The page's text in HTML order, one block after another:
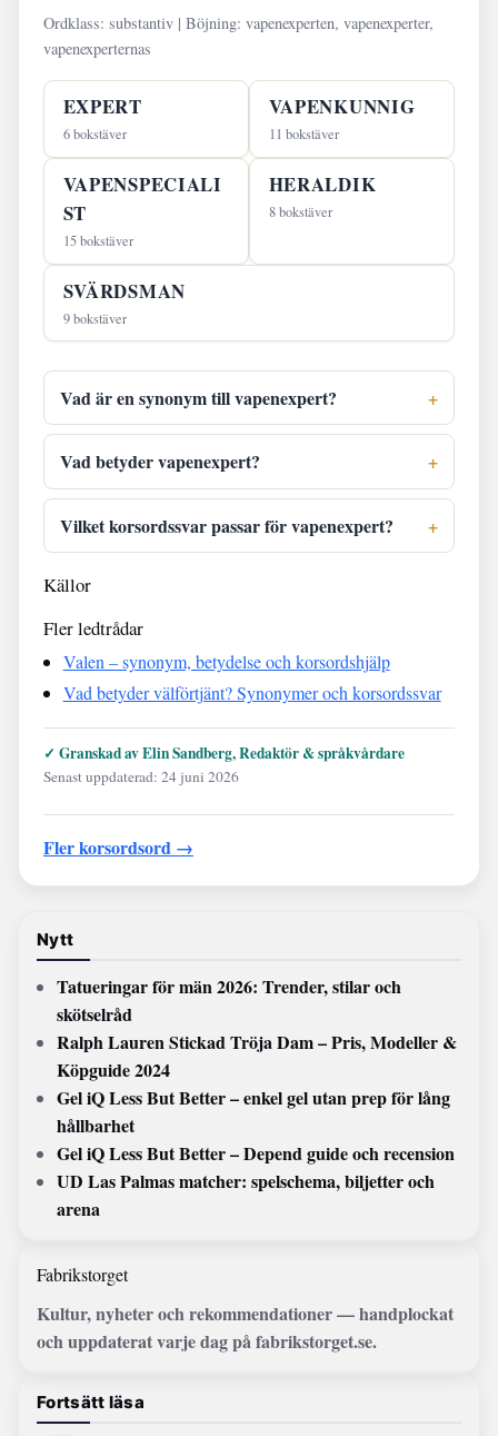
Ordklass: substantiv | Böjning: vapenexperten, vapenexperter,
vapenexperternas
EXPERT
6 bokstäver
VAPENKUNNIG
11 bokstäver
VAPENSPECIALI
ST
15 bokstäver
HERALDIK
8 bokstäver
SVÄRDSMAN
9 bokstäver
Vad är en synonym till vapenexpert?
Vad betyder vapenexpert?
Vilket korsordssvar passar för vapenexpert?
Källor
Fler ledtrådar
Valen – synonym, betydelse och korsordshjälp
Vad betyder välförtjänt? Synonymer och korsordssvar
✓ Granskad av Elin Sandberg, Redaktör & språkvårdare
Senast uppdaterad: 24 juni 2026
Fler korsordsord →
Nytt
Tatueringar för män 2026: Trender, stilar och
skötselråd
Ralph Lauren Stickad Tröja Dam – Pris, Modeller &
Köpguide 2024
Gel iQ Less But Better – enkel gel utan prep för lång
hållbarhet
Gel iQ Less But Better – Depend guide och recension
UD Las Palmas matcher: spelschema, biljetter och
arena
Fabrikstorget
Kultur, nyheter och rekommendationer — handplockat
och uppdaterat varje dag på fabrikstorget.se.
Fortsätt läsa